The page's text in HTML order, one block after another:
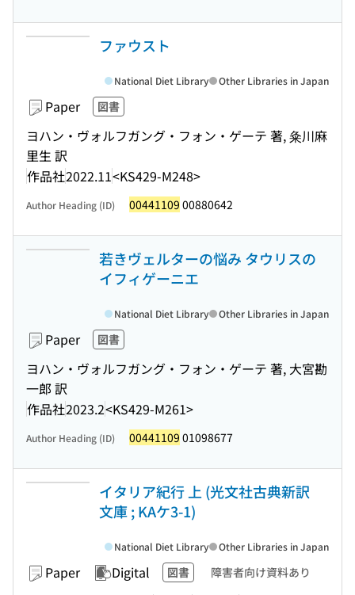
ファウスト
Paper 図書
ヨハン・ヴォルフガング・フォン・ゲーテ 著, 粂川麻
里生 訳
作品社2022.11<KS429-M248>
National Diet Library Other Libraries in Japan
Author Heading (ID) 00441109 00880642
若きヴェルターの悩み タウリスの
イフィゲーニエ
Paper 図書
ヨハン・ヴォルフガング・フォン・ゲーテ 著, 大宮勘
一郎 訳
作品社2023.2<KS429-M261>
National Diet Library Other Libraries in Japan
Author Heading (ID) 00441109 01098677
イタリア紀行 上 (光文社古典新訳
文庫 ; KAケ3-1)
Paper Digital 図書 障害者向け資料あり
National Diet Library Other Libraries in Japan